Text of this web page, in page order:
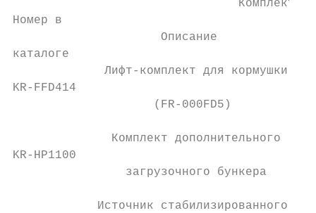
Номер в
Описание
каталоге
Лифт-комплект для кормушки
KR-FFD414
(FR-000FD5)
              Комплект дополнительного
KR-HP1100
                загрузочного бункера
            Источник стабилизированного